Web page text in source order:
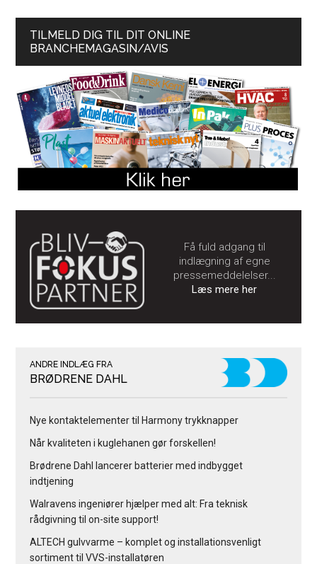
TILMELD DIG TIL DIT ONLINE
BRANCHEMAGASIN/AVIS
Få fuld adgang til
indlægning af egne
pressemeddelelser...
Læs mere her
ANDRE INDLÆG FRA
BRØDRENE DAHL
Nye kontaktelementer til Harmony trykknapper
Når kvaliteten i kuglehanen gør forskellen!
Brødrene Dahl lancerer batterier med indbygget
indtjening
Walravens ingeniører hjælper med alt: Fra teknisk
rådgivning til on-site support!
ALTECH gulvvarme – komplet og installationsvenligt
sortiment til VVS-installatøren